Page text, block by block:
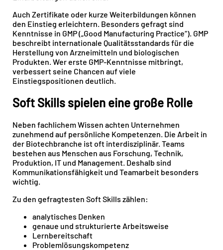
Auch Zertifikate oder kurze Weiterbildungen können
den Einstieg erleichtern. Besonders gefragt sind
Kenntnisse in GMP („Good Manufacturing Practice“). GMP
beschreibt internationale Qualitätsstandards für die
Herstellung von Arzneimitteln und biologischen
Produkten. Wer erste GMP-Kenntnisse mitbringt,
verbessert seine Chancen auf viele
Einstiegspositionen deutlich.
Soft Skills spielen eine große Rolle
Neben fachlichem Wissen achten Unternehmen
zunehmend auf persönliche Kompetenzen. Die Arbeit in
der Biotechbranche ist oft interdisziplinär. Teams
bestehen aus Menschen aus Forschung, Technik,
Produktion, IT und Management. Deshalb sind
Kommunikationsfähigkeit und Teamarbeit besonders
wichtig.
Zu den gefragtesten Soft Skills zählen:
analytisches Denken
genaue und strukturierte Arbeitsweise
Lernbereitschaft
Problemlösungskompetenz